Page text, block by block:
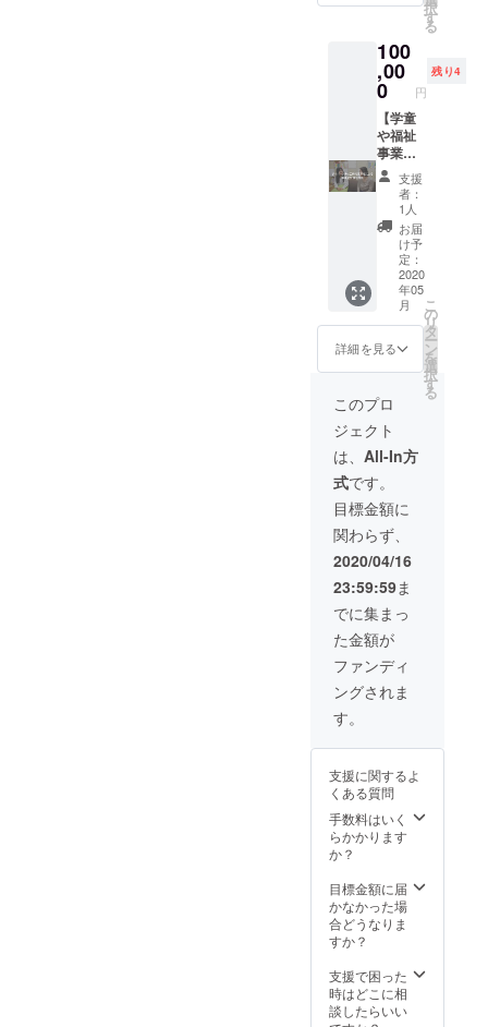
2020年
11月の
土曜日
を予定
場所：
千葉県
市川市
（京成
菅野駅
徒歩3分
／JR本
八幡駅
徒歩15
分／JR
市川駅
徒歩20
分）
る、保
児童福
祉施設
など子
どもに
関わる
事業立
ち上げ
サポー
ト（オ
ンライ
ン相
談5回
＋メー
ルサ
ポート5
回ま
で） ・
有効期
限：
2020年
5月〜
2021年
5月末ま
で
択
す
る
100
,00
0 円
残り4
【学童
や福祉
事業を
既に運
営され
ている
方にお
すす
め】
◼︎NPO
法人ダ
イバー
シティ
工房代
表不破
の個別
相談
（オン
ライン1
時間×3
回+メー
ル相談5
回ま
で） ・
有効期
限：
2020年
5月〜
2021年
5月末ま
で
支援
者：
1人
お届
け予
定：
2020
年05
月
詳細を見る
こ
の
リ
タ
ー
ン
を
選
択
す
る
このプロ
ジェクト
は、 All-In方
式です。
目標金額に
関わらず、
2020/04/16
23:59:59ま
でに集まっ
た金額が
ファンディ
ングされま
す。
支援に関するよ
くある質問
手数料はいく
らかかります
か？
目標金額に届
かなかった場
合どうなりま
すか？
支援で困った
時はどこに相
談したらいい